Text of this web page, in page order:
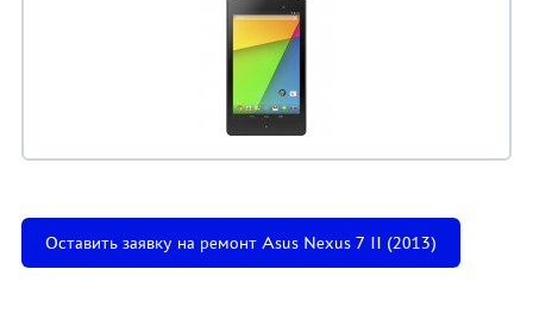
Оставить заявку на ремонт Asus Nexus 7 II (2013)